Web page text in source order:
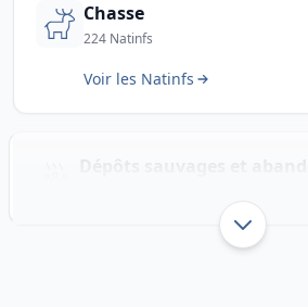
Chasse
224 Natinfs
Voir les Natinfs
Afficher